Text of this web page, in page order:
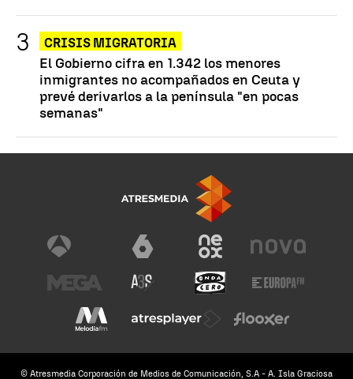
CRISIS MIGRATORIA
El Gobierno cifra en 1.342 los menores
inmigrantes no acompañados en Ceuta y
prevé derivarlos a la península "en pocas
semanas"
© Atresmedia Corporación de Medios de Comunicación, S.A - A. Isla Graciosa